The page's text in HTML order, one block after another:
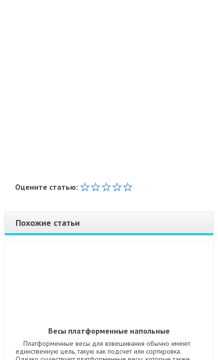
Оцените статью:
Похожие статьи
Весы платформенные напольные
Платформенные весы для взвешивания обычно имеют
единственную цель, такую как подсчет или сортировка.